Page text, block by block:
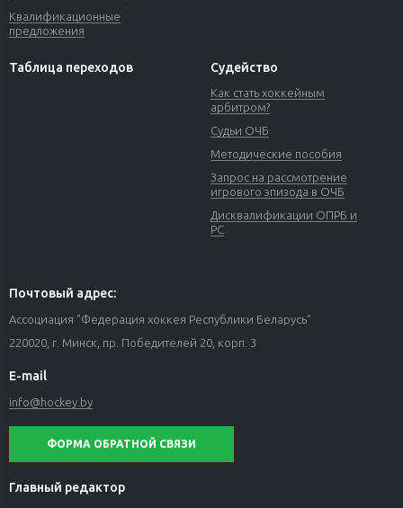
Квалификационные
предложения
Таблица переходов Судейство
Как стать хоккейным
арбитром?
Судьи ОЧБ
Методические пособия
Запрос на рассмотрение
игрового эпизода в ОЧБ
Дисквалификации ОПРБ и
РС
Почтовый адрес:
Ассоциация "Федерация хоккея Республики Беларусь"
220020, г. Минск, пр. Победителей 20, корп. 3
E-mail
info@hockey.by
ФОРМА ОБРАТНОЙ СВЯЗИ
Главный редактор